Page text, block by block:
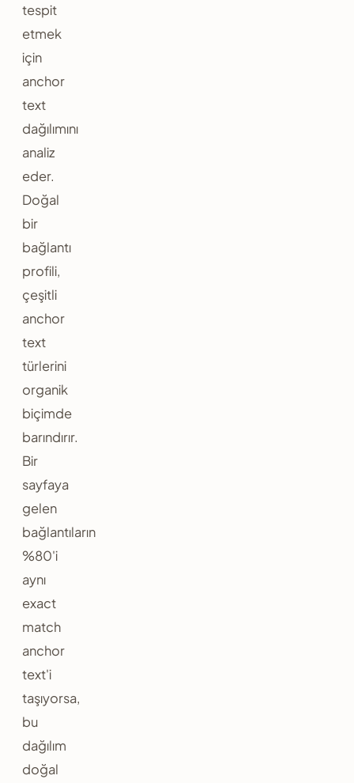
tespit
etmek
için
anchor
text
dağılımını
analiz
eder.
Doğal
bir
bağlantı
profili,
çeşitli
anchor
text
türlerini
organik
biçimde
barındırır.
Bir
sayfaya
gelen
bağlantıların
%80'i
aynı
exact
match
anchor
text'i
taşıyorsa,
bu
dağılım
doğal